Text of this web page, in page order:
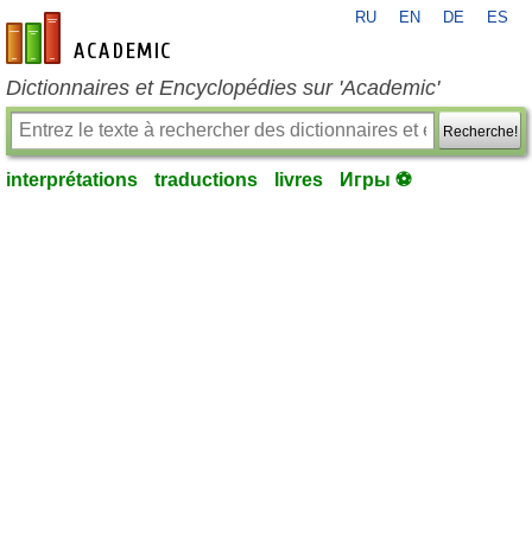
fr-academic.com
RU EN DE ES
Dictionnaires et Encyclopédies sur 'Academic'
Recherche!
interprétations traductions livres Игры ⚽